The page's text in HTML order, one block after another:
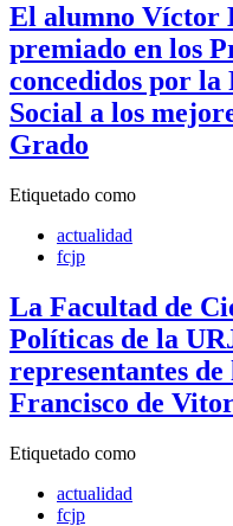
El alumno Víctor
premiado en los
concedidos por
Social a los
Grado
Etiquetado como
actualidad
fcjp
La Facultad de
Políticas de la
representantes
Francisco de
Etiquetado como
actualidad
fcjp